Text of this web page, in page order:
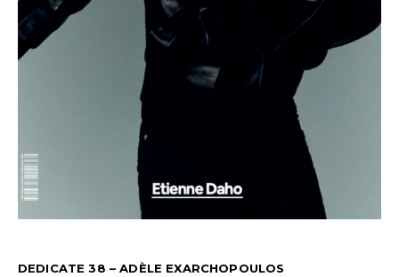
DEDICATE 38 – ADÈLE EXARCHOPOULOS